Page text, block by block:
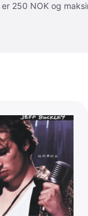
250 NOK og